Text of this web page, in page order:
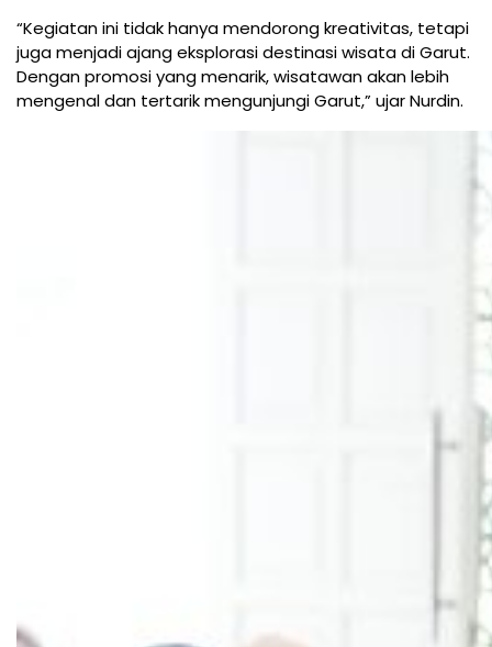
“Kegiatan ini tidak hanya mendorong kreativitas, tetapi
juga menjadi ajang eksplorasi destinasi wisata di Garut.
Dengan promosi yang menarik, wisatawan akan lebih
mengenal dan tertarik mengunjungi Garut,” ujar Nurdin.